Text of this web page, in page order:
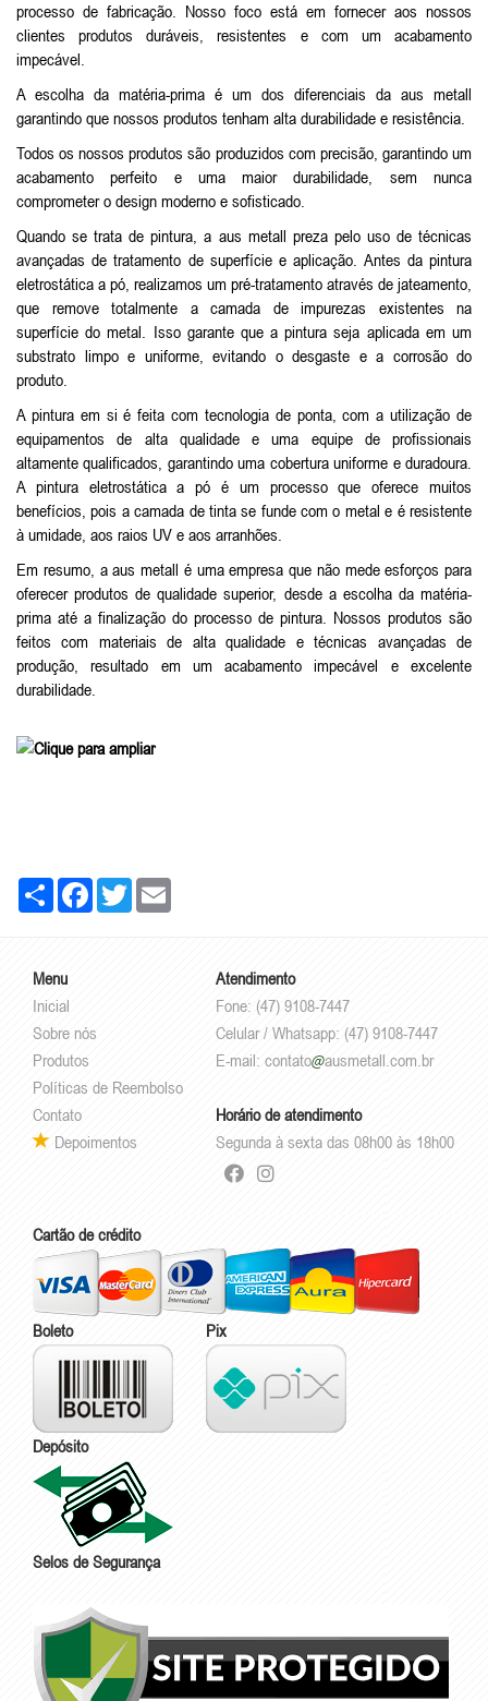
processo de fabricação. Nosso foco está em fornecer aos nossos
clientes produtos duráveis, resistentes e com um acabamento
impecável.
A escolha da matéria-prima é um dos diferenciais da aus metall
garantindo que nossos produtos tenham alta durabilidade e resistência.
Todos os nossos produtos são produzidos com precisão, garantindo um
acabamento perfeito e uma maior durabilidade, sem nunca
comprometer o design moderno e sofisticado.
Quando se trata de pintura, a aus metall preza pelo uso de técnicas
avançadas de tratamento de superfície e aplicação. Antes da pintura
eletrostática a pó, realizamos um pré-tratamento através de jateamento,
que remove totalmente a camada de impurezas existentes na
superfície do metal. Isso garante que a pintura seja aplicada em um
substrato limpo e uniforme, evitando o desgaste e a corrosão do
produto.
A pintura em si é feita com tecnologia de ponta, com a utilização de
equipamentos de alta qualidade e uma equipe de profissionais
altamente qualificados, garantindo uma cobertura uniforme e duradoura.
A pintura eletrostática a pó é um processo que oferece muitos
benefícios, pois a camada de tinta se funde com o metal e é resistente
à umidade, aos raios UV e aos arranhões.
Em resumo, a aus metall é uma empresa que não mede esforços para
oferecer produtos de qualidade superior, desde a escolha da matéria-
prima até a finalização do processo de pintura. Nossos produtos são
feitos com materiais de alta qualidade e técnicas avançadas de
produção, resultado em um acabamento impecável e excelente
durabilidade.
Share FacebookTwitter
Menu
Inicial
Sobre nós
Produtos
Políticas de Reembolso
Contato
Depoimentos
Atendimento
Fone: (47) 9108-7447
Celular / Whatsapp: (47) 9108-7447
E-mail: contato ausmetall.com.br
Horário de atendimento
Segunda à sexta das 08h00 às 18h00
Cartão de crédito
Boleto Pix
Depósito
Selos de Segurança